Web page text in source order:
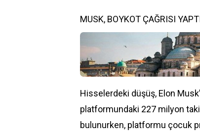
MUSK, BOYKOT ÇAĞRISI
Hisselerdeki düşüş, Elon
platformundaki 227 milyon
bulunurken, platformu çocuk